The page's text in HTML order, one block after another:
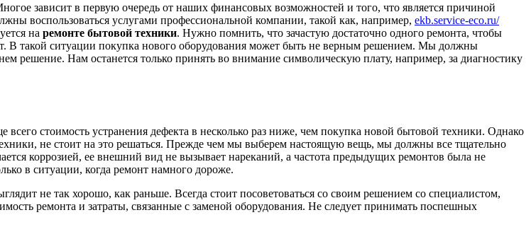
зависит в первую очередь от наших финансовых возможностей и того, что является причиной
воспользоваться услугами профессиональной компании, такой как, например, ekb.service-eco.ru/
на ремонте бытовой техники. Нужно помнить, что зачастую достаточно одного ремонта, чтобы
В такой ситуации покупка нового оборудования может быть не верным решением. Мы должны
решение. Нам останется только принять во внимание символическую плату, например, за диагностику
стоимость устранения дефекта в несколько раз ниже, чем покупка новой бытовой техники. Однако
не стоит на это решаться. Прежде чем мы выберем настоящую вещь, мы должны все тщательно
коррозией, ее внешний вид не вызывает нареканий, а частота предыдущих ремонтов была не
в ситуации, когда ремонт намного дороже.
не так хорошо, как раньше. Всегда стоит посоветоваться со своим решением со специалистом,
ремонта и затраты, связанные с заменой оборудования. Не следует принимать поспешных